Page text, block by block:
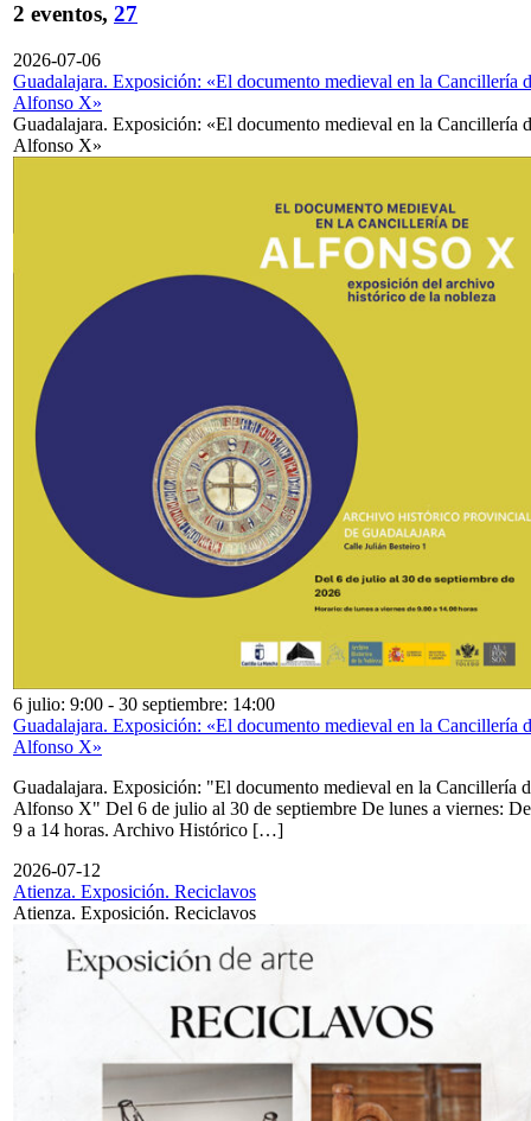
2 eventos, 27
2026-07-06
Guadalajara. Exposición: «El documento medieval en la Cancillería
Alfonso X»
Guadalajara. Exposición: «El documento medieval en la Cancillería
Alfonso X»
6 julio: 9:00 - 30 septiembre: 14:00
Guadalajara. Exposición: «El documento medieval en la Cancillería
Alfonso X»
Guadalajara. Exposición: "El documento medieval en la Cancillería
Alfonso X" Del 6 de julio al 30 de septiembre De lunes a viernes: De
9 a 14 horas. Archivo Histórico […]
2026-07-12
Atienza. Exposición. Reciclavos
Atienza. Exposición. Reciclavos